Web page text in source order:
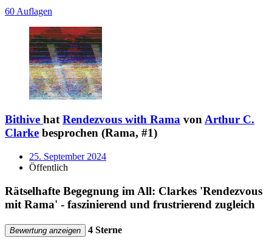
60 Auflagen
Bithive hatRendezvous with Rama vonArthur C.
Clarke besprochen (Rama, #1)
25. September 2024
Öffentlich
Rätselhafte Begegnung im All: Clarkes 'Rendezvous
mit Rama' - faszinierend und frustrierend zugleich
Bewertung anzeigen 4 Sterne